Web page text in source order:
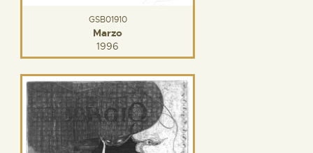
GSB01910
Marzo
1996